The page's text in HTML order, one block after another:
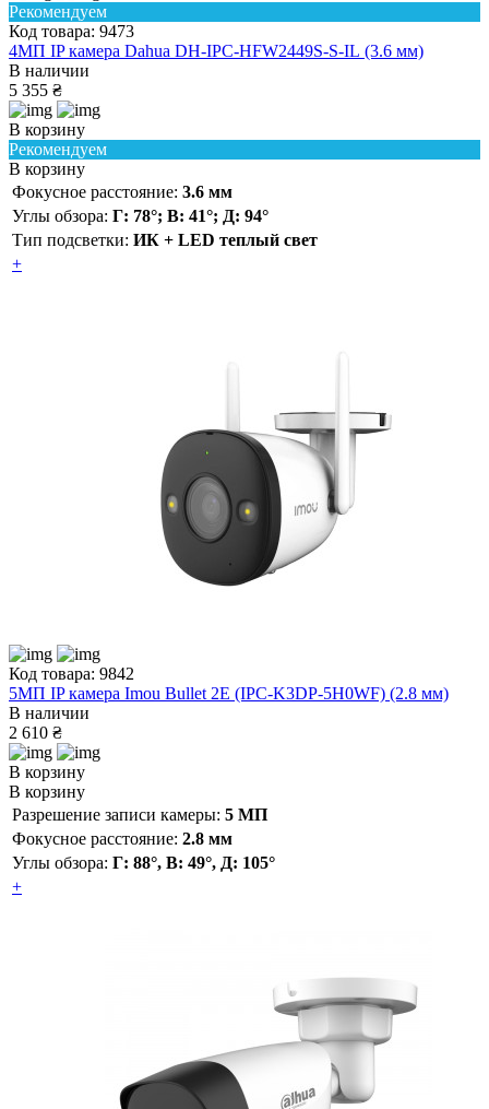
Рекомендуем
Код товара: 9473
4МП IP камера Dahua DH-IPC-HFW2449S-S-IL (3.6 мм)
В наличии
5 355 ₴
В корзину
Рекомендуем
В корзину
Фокусное расстояние: 3.6 мм
Углы обзора: Г: 78°; В: 41°; Д: 94°
Тип подсветки: ИК + LED теплый свет
+
Код товара: 9842
5МП IP камера Imou Bullet 2E (IPC-K3DP-5H0WF) (2.8 мм)
В наличии
2 610 ₴
В корзину
В корзину
Разрешение записи камеры: 5 МП
Фокусное расстояние: 2.8 мм
Углы обзора: Г: 88°, В: 49°, Д: 105°
+